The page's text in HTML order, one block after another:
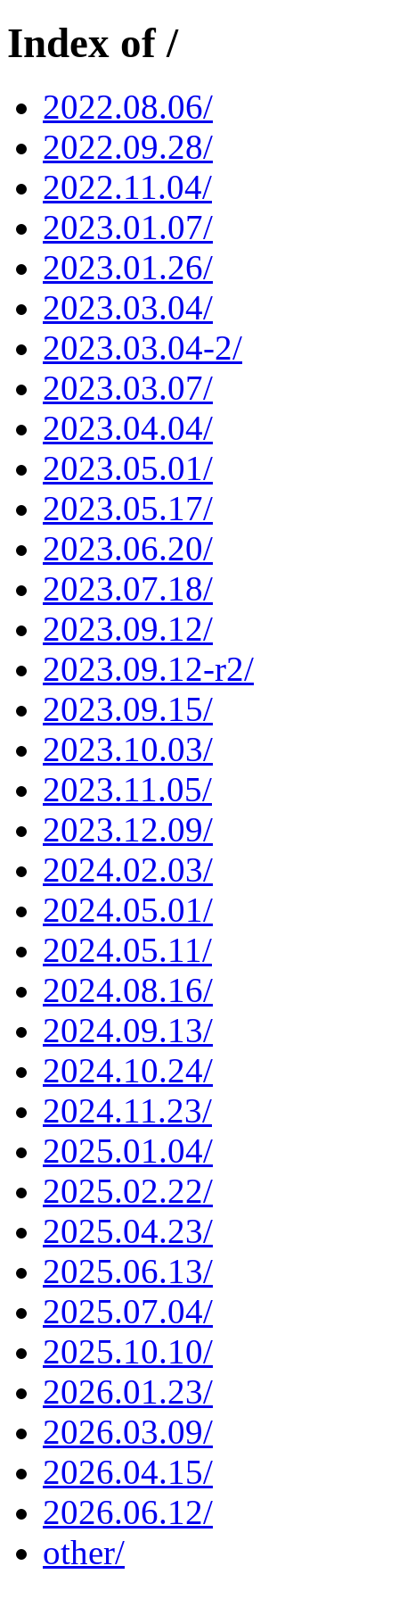
Index of /
2022.08.06/
2022.09.28/
2022.11.04/
2023.01.07/
2023.01.26/
2023.03.04/
2023.03.04-2/
2023.03.07/
2023.04.04/
2023.05.01/
2023.05.17/
2023.06.20/
2023.07.18/
2023.09.12/
2023.09.12-r2/
2023.09.15/
2023.10.03/
2023.11.05/
2023.12.09/
2024.02.03/
2024.05.01/
2024.05.11/
2024.08.16/
2024.09.13/
2024.10.24/
2024.11.23/
2025.01.04/
2025.02.22/
2025.04.23/
2025.06.13/
2025.07.04/
2025.10.10/
2026.01.23/
2026.03.09/
2026.04.15/
2026.06.12/
other/